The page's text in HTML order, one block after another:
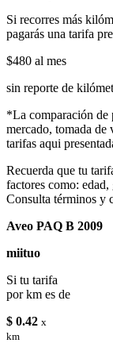
Si recorres más
pagarás una tarifa
$480 al mes
sin reporte de
*La comparación de
mercado, tomada de
tarifas aqui
Recuerda que tu
factores como:
Consulta términos y
Aveo PAQ B 2009
miituo
Si tu tarifa
por km es de
$ 0.42 x
km